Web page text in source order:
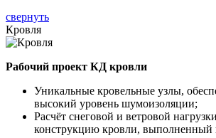
свернуть
Кровля
Рабочий проект КД кровли
Уникальные кровельные узлы,
высокий уровень шумоизоляции;
Расчёт снеговой и ветровой
конструкцию кровли,